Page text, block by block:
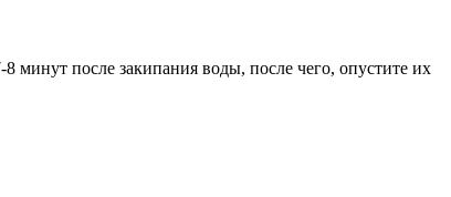
минут после закипания воды, после чего, опустите их